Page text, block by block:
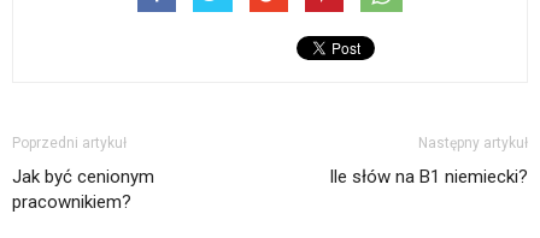
Poprzedni artykuł
Jak być cenionym
pracownikiem?
Następny artykuł
Ile słów na B1 niemiecki?